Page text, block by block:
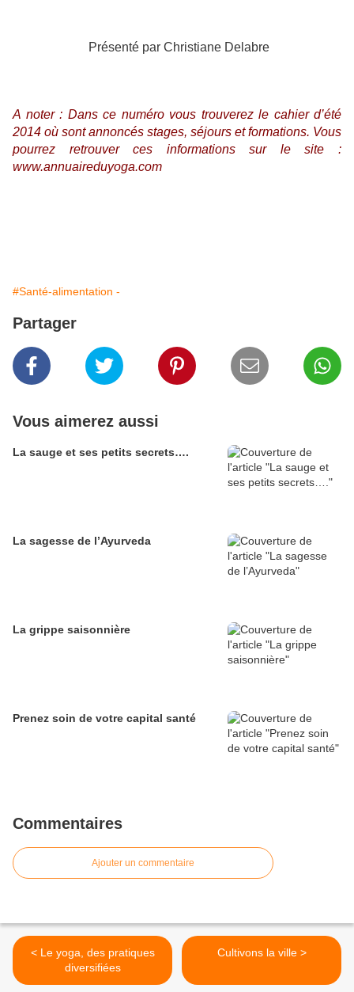
Présenté par Christiane Delabre
A noter : Dans ce numéro vous trouverez le cahier d’été
2014 où sont annoncés stages, séjours et formations. Vous
pourrez retrouver ces informations sur le site :
www.annuaireduyoga.com
#Santé-alimentation -
Partager
Vous aimerez aussi
La sauge et ses petits secrets….
La sagesse de l’Ayurveda
La grippe saisonnière
Prenez soin de votre capital santé
Commentaires
Ajouter un commentaire
< Le yoga, des pratiques
diversifiées
Cultivons la ville >